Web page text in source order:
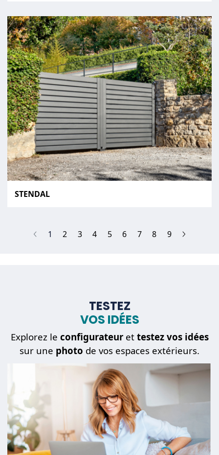
STENDAL
1 (current)
2 3 4 5 6 7 8 9
TESTEZ
VOS IDÉES
Explorez le configurateuret testez vos idées
sur une photo de vos espaces extérieurs.